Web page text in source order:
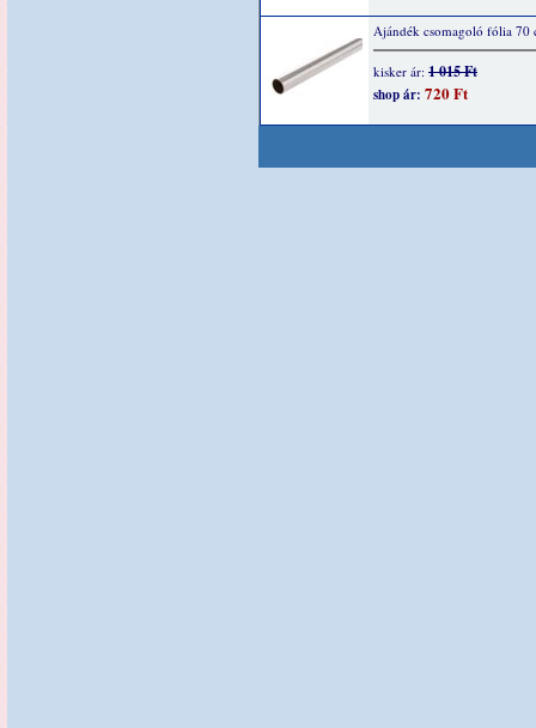
Ajándék csomagoló fólia 70
kisker ár: 1 015 Ft
shop ár: 720 Ft